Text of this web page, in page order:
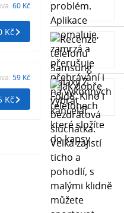
60 Kč
Kč
59 Kč
Kč